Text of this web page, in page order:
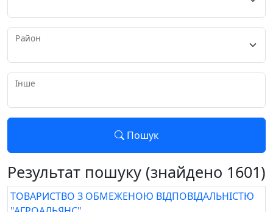
Район
Інше
Пошук
Результат пошуку (знайдено 1601)
ТОВАРИСТВО З ОБМЕЖЕНОЮ ВІДПОВІДАЛЬНІСТЮ